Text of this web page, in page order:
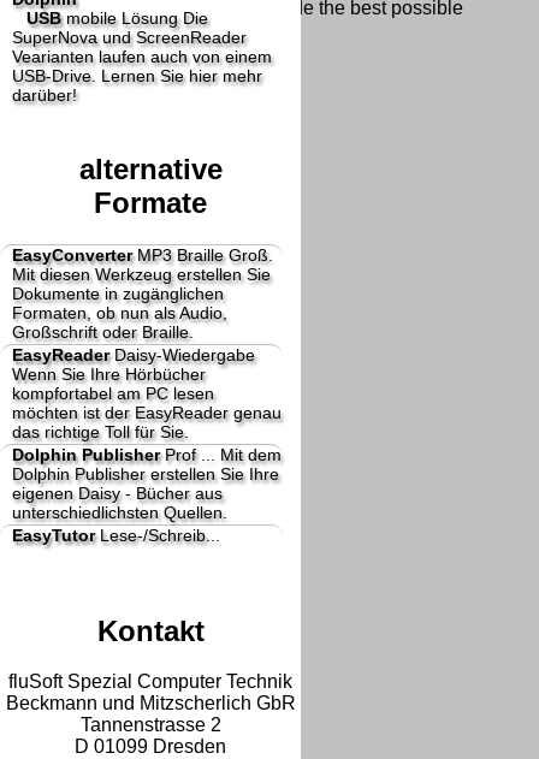
USBmobile LösungDie
SuperNova und ScreenReader
Vearianten laufen auch von einem
USB-Drive. Lernen Sie hier mehr
darüber!
alternative
Formate
EasyConverterMP3 Braille Groß.
Mit diesen Werkzeug erstellen Sie
Dokumente in zugänglichen
Formaten, ob nun als Audio,
Großschrift oder Braille.
EasyReaderDaisy-Wiedergabe
Wenn Sie Ihre Hörbücher
kompfortabel am PC lesen
möchten ist der EasyReader genau
das richtige Toll für Sie.
Dolphin PublisherProf ...
Mit dem
Dolphin Publisher erstellen Sie Ihre
eigenen Daisy - Bücher aus
unterschiedlichsten Quellen.
EasyTutorLese-/Schreib...
Kontakt
fluSoft Spezial Computer Technik
Beckmann und Mitzscherlich GbR
Tannenstrasse 2
D 01099 Dresden
This website uses cookies to provide the best possible
functionality.
Ok, verstanden Mehr Infos